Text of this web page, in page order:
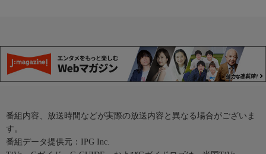
番組内容、放送時間などが実際の放送内容と異なる場合がございま
す。
番組データ提供元：IPG Inc.